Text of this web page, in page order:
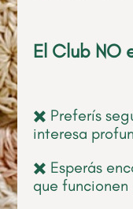
El Club NO
✖️ Preferís
interesa
✖️ Esperás
que